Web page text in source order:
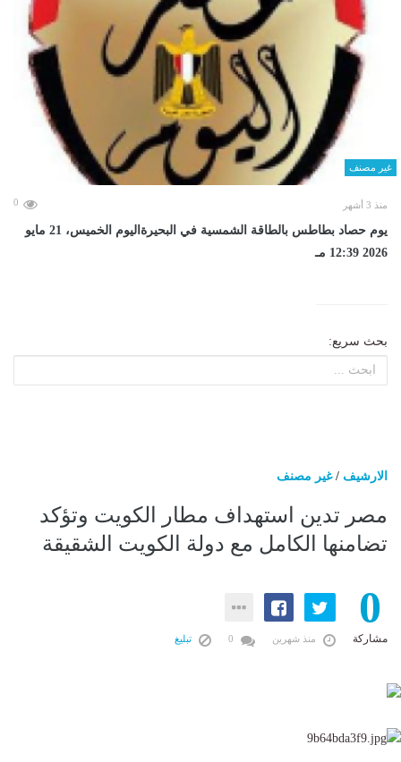
غير مصنف
منذ 3 أشهر 0
يوم حصاد بطاطس بالطاقة الشمسية في البحيرةاليوم الخميس، 21 مايو
2026 12:39 مـ
بحث سريع:
الارشيف /غير مصنف
مصر تدين استهداف مطار الكويت وتؤكد
تضامنها الكامل مع دولة الكويت الشقيقة
0
مشاركة منذ شهرين تبليغ